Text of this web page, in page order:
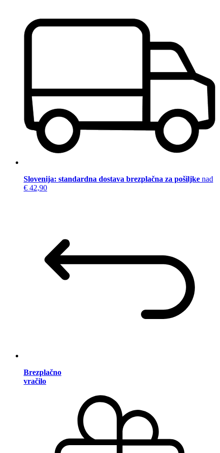
Slovenija: standardna dostava brezplačna za pošiljke nad
€ 42,90
Brezplačno
vračilo